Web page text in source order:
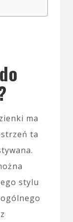
ma
ta
stylu